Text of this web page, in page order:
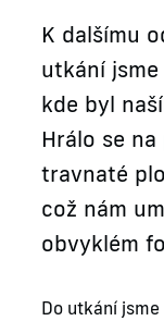
K dalšímu
utkání jsme
kde byl
Hrálo se
travnaté
což nám
obvyklém
Do utkání